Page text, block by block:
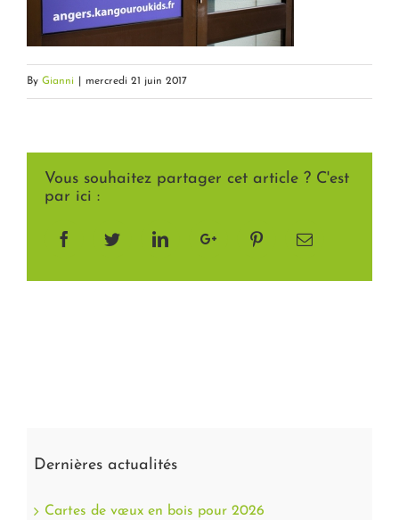
By Gianni mercredi 21 juin 2017
Vous souhaitez partager cet article ? C'est
par ici :
FacebookTwitterLinkedInGoogle+ PinterestEmail
Dernières actualités
Cartes de vœux en bois pour 2026